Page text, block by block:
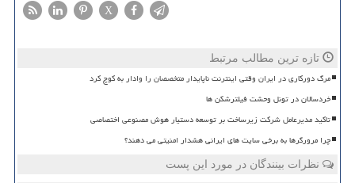
X
تازه ترین مطالب مرتبط
مرگ دورکاری در ایران وقتی اینترنت ناپایدار متخصصان را وادار به کوچ کرد
خردسالان در تونل وحشت فیلترشکن ها
تاکید مدیرعامل شرکت زیرساخت بر توسعه دستیار هوش مصنوعی اختصاصی
چرا مرورگرها به برخی سایت های ایرانی هشدار امنیتی می دهند؟
نظرات بینندگان در مورد این پست